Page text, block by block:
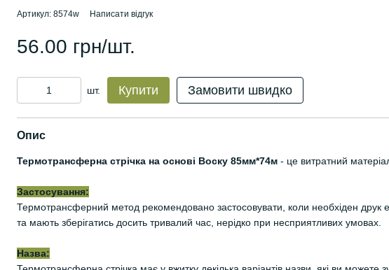
Артикул: 8574w Написати відгук
56.00 грн/шт.
шт. Купити Замовити швидко
Опис
Термотрансферна стрічка на основі Воску 85мм*74м - це витратний
Застосування:
Термотрансферний метод рекомендовано застосовувати, коли необхіден
та мають зберігатись досить тривалий час, нерідко при несприятливих умовах.
Назва: